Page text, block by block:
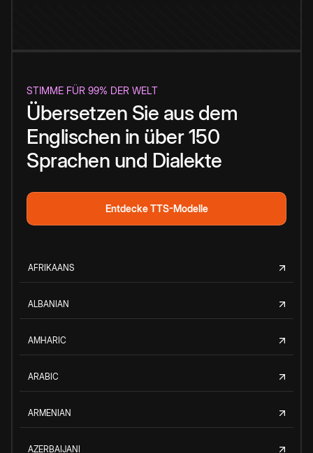
STIMME FÜR 99% DER WELT
Übersetzen Sie aus dem
Englischen in über 150
Sprachen und Dialekte
Entdecke TTS-Modelle
AFRIKAANS
ALBANIAN
AMHARIC
ARABIC
ARMENIAN
AZERBAIJANI